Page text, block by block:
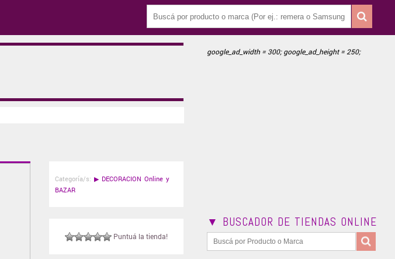
Categoría/s: ▶ DECORACION Online y
BAZAR
Puntuá la tienda!
google_ad_width = 300; google_ad_height = 250;
▼ BUSCADOR DE TIENDAS ONLINE